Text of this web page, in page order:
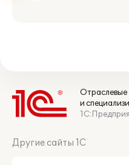
Отраслевые
и
Другие сайты 1С